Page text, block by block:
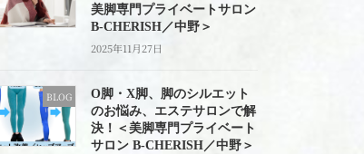
美脚専門プライベートサロン
B-CHERISH／中野＞
2025年11月27日
BLOG
O脚・X脚、脚のシルエット
のお悩み、エステサロンで解
決！＜美脚専門プライベート
サロン B-CHERISH／中野＞